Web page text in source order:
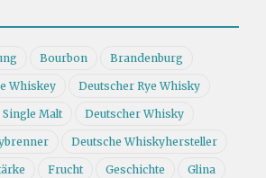
Bourbon Brandenburg
Whiskey Deutscher Rye Whisky
Malt Deutscher Whisky
Deutsche Whiskyhersteller
Frucht Geschichte Glina